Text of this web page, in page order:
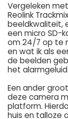
Vergeleken
Reolink
beeldkwaliteit,
een micro SD-
om 24/7 op te
en wat ik als
de beelden
het alarmgeluid
Een ander
deze camera
platform.
huis en talloze